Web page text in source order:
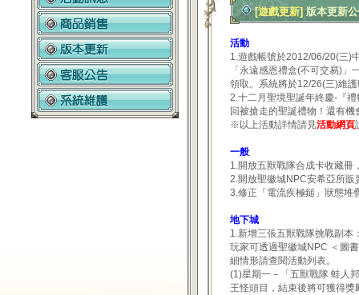
[遊戲更新] 版本更新
活動
1.遊戲帳號於2012/06/20(三)
「永遠感恩禮盒(不可交易)
領取。系統將於12/26(三)維
2.十二月聖境聖誕年終慶-『
回被搶走的聖誕禮物！還有
※以上活動詳情請見活動網頁
一般
1.開放五獸戰隊合成卡收藏冊
2.開放聖徽城NPC安希亞所
3.修正「電流疾極鎚」狀態堆
地下城
1.新增三張五獸戰隊挑戰副本
玩家可透過聖徽城NPC ＜圖
細情形請查閱活動列表。
(1)星期一－「五獸戰隊 蛙人
王怪頭目，結束後將可獲得獎